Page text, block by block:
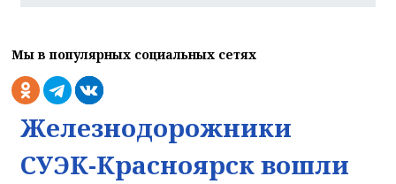
Мы в популярных социальных сетях
Железнодорожники
СУЭК-Красноярск вошли